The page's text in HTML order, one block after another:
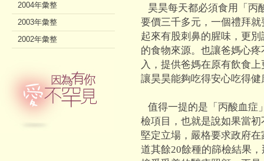
昊昊每天都必須食用「丙
要價三千多元，一個禮拜
起來有股刺鼻的腥味，更
的食物來源。也讓爸媽心
入，提供爸媽在原有飲食
讓昊昊能夠吃得安心吃得健
值得一提的是「丙酸血症
檢項目，也就是說如果當
堅定立場，嚴格要求政府
道其餘20餘種的篩檢結果
2004年彙整
2003年彙整
2002年彙整